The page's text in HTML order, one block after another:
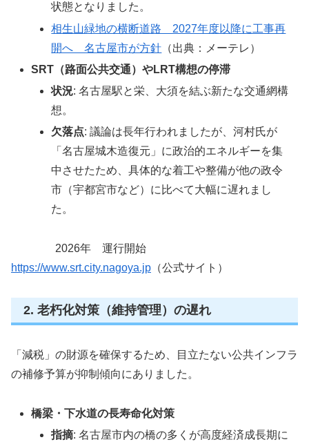
状態となりました。
相生山緑地の横断道路 2027年度以降に工事再
開へ 名古屋市が方針 （出典：メーテレ）
SRT（路面公共交通）やLRT構想の停滞
状況: 名古屋駅と栄、大須を結ぶ新たな交通網構
想。
欠落点: 議論は長年行われましたが、河村氏が
「名古屋城木造復元」に政治的エネルギーを集
中させたため、具体的な着工や整備が他の政令
市（宇都宮市など）に比べて大幅に遅れまし
た。
2026年 運行開始
https://www.srt.city.nagoya.jp （公式サイト）
2. 老朽化対策（維持管理）の遅れ
「減税」の財源を確保するため、目立たない公共インフラ
の補修予算が抑制傾向にありました。
橋梁・下水道の長寿命化対策
指摘: 名古屋市内の橋の多くが高度経済成長期に